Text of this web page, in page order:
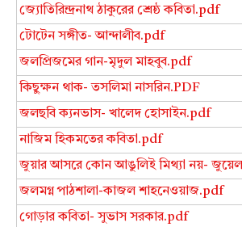
জ্যোতিরিন্দ্রনাথ ঠাকুরের শ্রেষ্ঠ কবিতা.pdf
টোটেন সঙ্গীত- আন্দালীব.pdf
জলপ্রিজমের গান-মৃদুল মাহবুব.pdf
কিছুক্ষন থাক- তসলিমা নাসরিন.PDF
জলছবি ক্যনভাস- খালেদ হোসাইন.pdf
নাজিম হিকমতের কবিতা.pdf
জুয়ার আসরে কোন আঙুলিই মিথ্যা নয়-
জলমগ্ন পাঠশালা-কাজল শাহনেওয়াজ.pdf
গোড়ার কবিতা- সুভাস সরকার.pdf